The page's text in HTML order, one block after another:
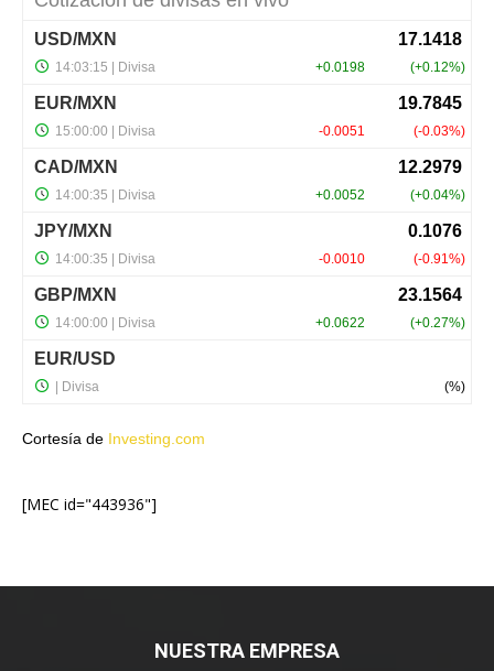
Cortesía de Investing.com
[MEC id="443936"]
NUESTRA EMPRESA